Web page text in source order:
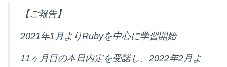
【ご報告】
2021年1月よりRubyを中心に学習開始
11ヶ月目の本日内定を受諾し、2022年2月よ